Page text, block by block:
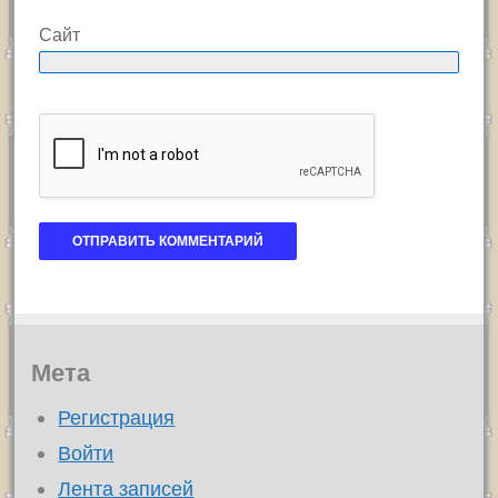
Сайт
Мета
Регистрация
Войти
Лента записей